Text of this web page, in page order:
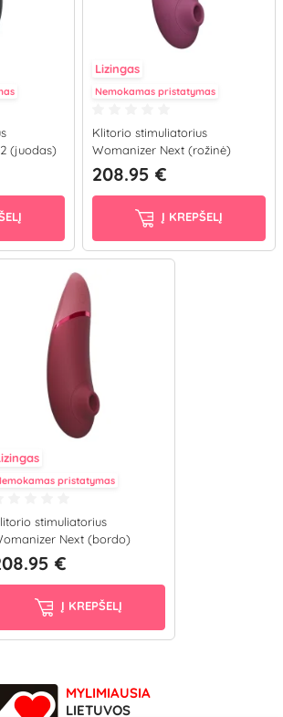
(juodas)
Lizingas
Nemokamas pristatymas
Klitorio stimuliatorius
Womanizer Next (rožinė)
208.95 €
Į KREPŠELĮ
pristatymas
stimuliatorius
Next (bordo)
€
Į KREPŠELĮ
MYLIMIAUSIA
LIETUVOS